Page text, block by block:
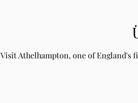
Visit Athelhampton, one of England's